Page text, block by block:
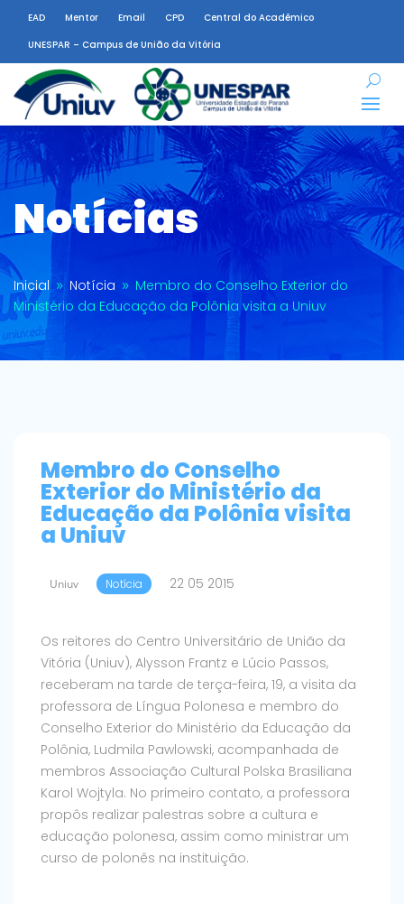
EAD Mentor Email CPD
Central do Acadêmico
UNESPAR – Campus de União da Vitória
Notícias
Inicial 9 Notícia 9 Membro do Conselho Exterior do
Ministério da Educação da Polônia visita a Uniuv
Membro do Conselho
Exterior do Ministério da
Educação da Polônia visita
a Uniuv
Uniuv Notícia 22 05 2015
Os reitores do Centro Universitário de União da
Vitória (Uniuv), Alysson Frantz e Lúcio Passos,
receberam na tarde de terça-feira, 19, a visita da
professora de Língua Polonesa e membro do
Conselho Exterior do Ministério da Educação da
Polônia, Ludmila Pawlowski, acompanhada de
membros Associação Cultural Polska Brasiliana
Karol Wojtyla. No primeiro contato, a professora
propôs realizar palestras sobre a cultura e
educação polonesa, assim como ministrar um
curso de polonês na instituição.